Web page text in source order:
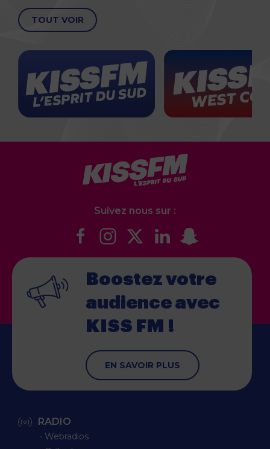
TOUT VOIR
Suivez nous sur :
Boostez votre
audience avec
KISS FM !
EN SAVOIR PLUS
RADIO
∙ Webradios